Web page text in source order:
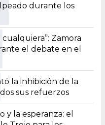
durante los
Zamora
el debate en el
la inhibición de la
sus refuerzos
y la esperanza: el